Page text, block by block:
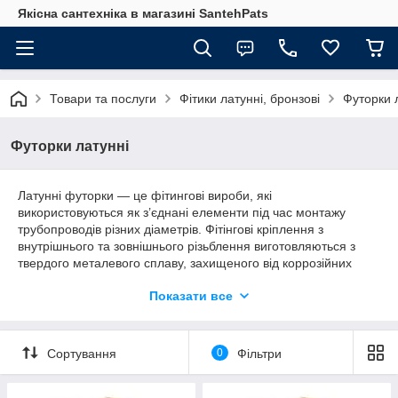
Якісна сантехніка в магазині SantehPats
Товари та послуги Фітики латунні, бронзові Футорки
Футорки латунні
Латунні футорки — це фітингові вироби, які
використовуються як з’єднані елементи під час монтажу
трубопроводів різних діаметрів. Фітінгові кріплення з
внутрішнього та зовнішнього різьблення виготовляються з
твердого металевого сплаву, захищеного від коррозійних
замовити в інтернет-магазині SantehPats. Існують різьблені
будовою.
Особливості латунних футорок для
Показати все
Сортування 0 Фільтри